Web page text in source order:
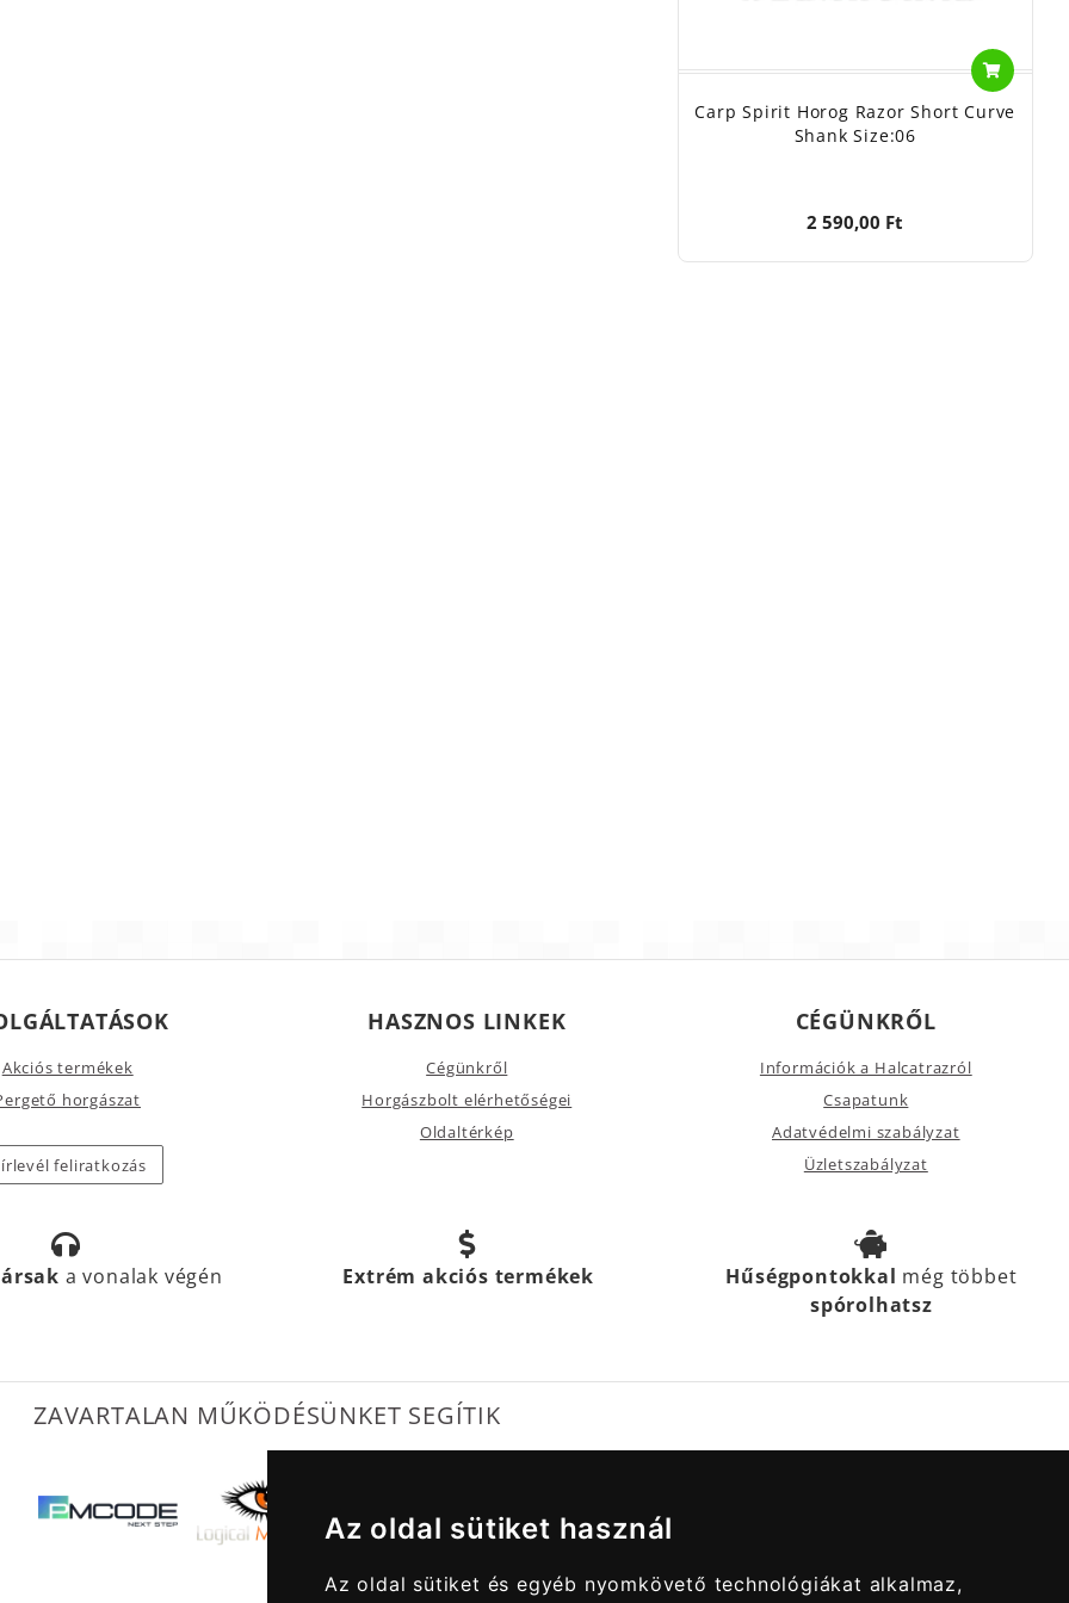
Az oldal sütiket használ
Az oldal sütiket és egyéb nyomkövető technológiákat alkalmaz,
Carp Spirit Horog Razor Short Curve
Shank Size:06
2 590,00 Ft
Akciós termékek
horgászat
feliratkozás
HASZNOS LINKEK
Cégünkről
Horgászbolt elérhetőségei
Oldaltérkép
CÉGÜNKRŐL
Információk a Halcatrazról
Csapatunk
Adatvédelmi szabályzat
Üzletszabályzat
a vonalak végén Extrém akciós termékek Hűségpontokkal még többet
spórolhatsz
ZAVARTALAN MŰKÖDÉSÜNKET SEGÍTIK